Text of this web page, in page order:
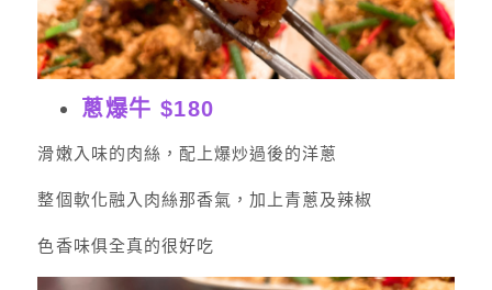
蔥爆牛 $180
滑嫩入味的肉絲，配上爆炒過後的洋蔥
整個軟化融入肉絲那香氣，加上青蔥及辣椒
色香味俱全真的很好吃